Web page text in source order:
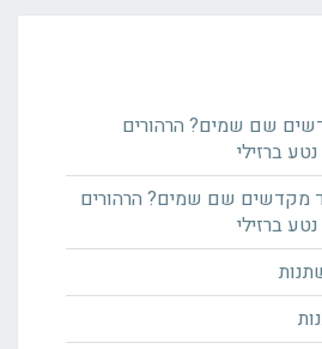
שם שמים? הרהורים
ברזילי
מקדשים שם שמים? הרהורים
ברזילי